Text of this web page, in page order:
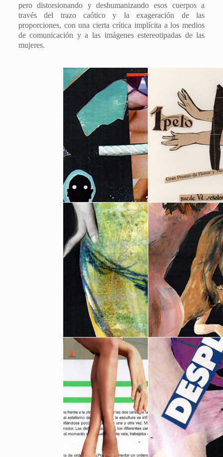
pero distorsionando y deshumanizando esos cuerpos a
través del trazo caótico y la exageración de las
proporciones, con una cierta crítica implícita a los medios
de comunicación y a las imágenes estereotipadas de las
mujeres.